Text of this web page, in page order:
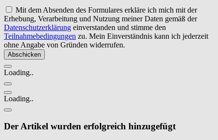
Mit dem Absenden des Formulares erkläre ich mich mit der
Erhebung, Verarbeitung und Nutzung meiner Daten gemäß der
Datenschutzerklärung einverstanden und stimme den
Teilnahmebedingungen zu. Mein Einverständnis kann ich jederzeit
ohne Angabe von Gründen widerrufen.
Loading..
Loading..
Der Artikel wurden erfolgreich hinzugefügt